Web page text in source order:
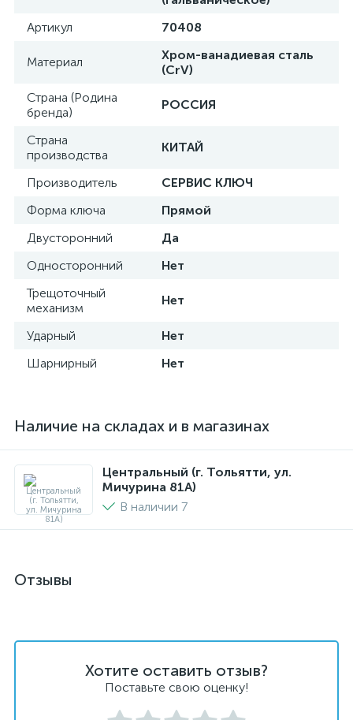
Артикул
70408
Материал
Хром-ванадиевая сталь
(CrV)
Страна (Родина
бренда)
РОССИЯ
Страна
производства
КИТАЙ
Производитель
СЕРВИС КЛЮЧ
Форма ключа
Прямой
Двусторонний
Да
Односторонний
Нет
Трещоточный
механизм
Нет
Ударный
Нет
Шарнирный
Нет
Наличие на складах и в магазинах
Центральный (г. Тольятти, ул.
Мичурина 81А)
В наличии 7
Отзывы
Хотите оставить отзыв?
Поставьте свою оценку!